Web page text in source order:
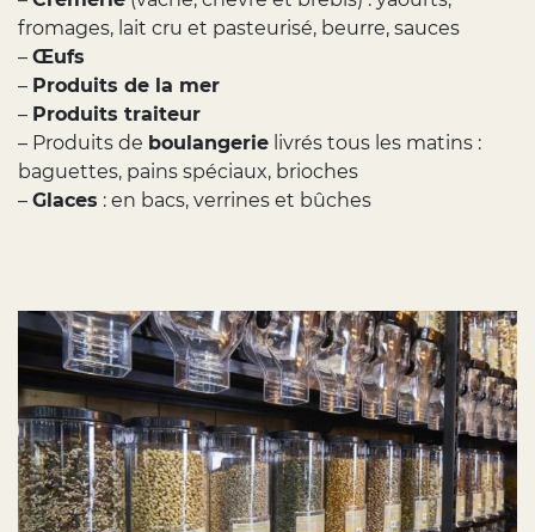
fromages, lait cru et pasteurisé, beurre, sauces
– Œufs
– Produits de la mer
– Produits traiteur
– Produits de boulangerie livrés tous les matins :
baguettes, pains spéciaux, brioches
– Glaces : en bacs, verrines et bûches